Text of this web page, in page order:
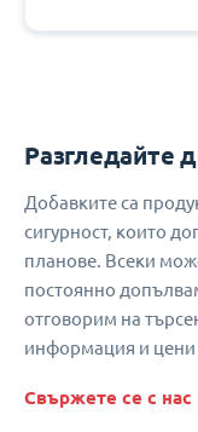
Разгледайте
Добавките са
сигурност, които
планове. Всеки
постоянно
отговорим на
информация и цени
Свържете се с нас